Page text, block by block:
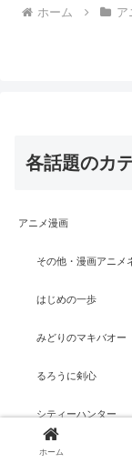
ホーム ア
各話題のカ
アニメ漫画
その他・漫画アニメ
はじめの一歩
みどりのマキバオー
るろうに剣心
シティーハンター
ジョジョの奇妙な冒険
ホーム